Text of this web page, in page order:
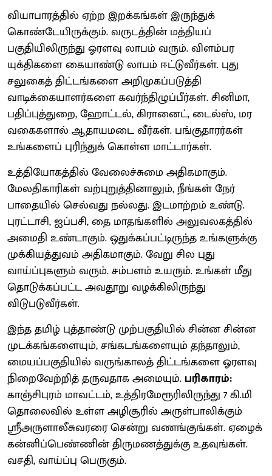
வியாபாரத்தில் ஏற்ற இறக்கங்கள் இருந்துக்
கொண்டேயிருக்கும். வருடத்தின் மத்தியப்
பகுதியிலிருந்து ஓரளவு லாபம் வரும். விளம்பர
யுக்திகளை கையாண்டு லாபம் ஈட்டுவீர்கள். புது
சலுகைத் திட்டங்களை அறிமுகப்படுத்தி
வாடிக்கையாளர்களை கவர்ந்திழுப்பீர்கள். சினிமா,
பதிப்புத்துறை, ஹோட்டல், கிரானைட், டைல்ஸ், மர
வகைகளால் ஆதாயமடை வீர்கள். பங்குதாரர்கள்
உங்களைப் புரிந்துக் கொள்ள மாட்டார்கள்.
உத்தியோகத்தில் வேலைச்சுமை அதிகமாகும்.
மேலதிகாரிகள் வற்புறுத்தினாலும், நீங்கள் நேர்
பாதையில் செல்வது நல்லது. இடமாற்றம் உண்டு.
புரட்டாசி, ஐப்பசி, தை மாதங்களில் அலுவலகத்தில்
அமைதி உண்டாகும். ஒதுக்கப்பட்டிருந்த உங்களுக்கு
முக்கியத்துவம் அதிகமாகும். வேறு சில புது
வாய்ப்புகளும் வரும். சம்பளம் உயரும். உங்கள் மீது
தொடுக்கப்பட்ட அவதூறு வழக்கிலிருந்து
விடுபடுவீர்கள்.
இந்த தமிழ் புத்தாண்டு முற்பகுதியில் சின்ன சின்ன
முடக்கங்களையும், சங்கடங்களையும் தந்தாலும்,
மையப்பகுதியில் வருங்காலத் திட்டங்களை ஓரளவு
நிறைவேற்றித் தருவதாக அமையும். பரிகாரம்:
காஞ்சிபுரம் மாவட்டம், உத்திரமேரூரிலிருந்து 7 கி.மி
தொலைவில் உள்ள அழிசூரில் அருள்பாலிக்கும்
ஸ்ரீஅருளாலீசுவரரை சென்று வணங்குங்கள். ஏழைக்
கன்னிப்பெண்ணின் திருமணத்துக்கு உதவுங்கள்.
வசதி, வாய்ப்பு பெருகும்.